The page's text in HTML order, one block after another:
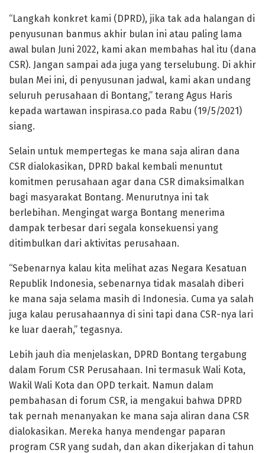
“Langkah konkret kami (DPRD), jika tak ada halangan di
penyusunan banmus akhir bulan ini atau paling lama
awal bulan Juni 2022, kami akan membahas hal itu (dana
CSR). Jangan sampai ada juga yang terselubung. Di akhir
bulan Mei ini, di penyusunan jadwal, kami akan undang
seluruh perusahaan di Bontang,” terang Agus Haris
kepada wartawan inspirasa.co pada Rabu (19/5/2021)
siang.
Selain untuk mempertegas ke mana saja aliran dana
CSR dialokasikan, DPRD bakal kembali menuntut
komitmen perusahaan agar dana CSR dimaksimalkan
bagi masyarakat Bontang. Menurutnya ini tak
berlebihan. Mengingat warga Bontang menerima
dampak terbesar dari segala konsekuensi yang
ditimbulkan dari aktivitas perusahaan.
“Sebenarnya kalau kita melihat azas Negara Kesatuan
Republik Indonesia, sebenarnya tidak masalah diberi
ke mana saja selama masih di Indonesia. Cuma ya salah
juga kalau perusahaannya di sini tapi dana CSR-nya lari
ke luar daerah,” tegasnya.
Lebih jauh dia menjelaskan, DPRD Bontang tergabung
dalam Forum CSR Perusahaan. Ini termasuk Wali Kota,
Wakil Wali Kota dan OPD terkait. Namun dalam
pembahasan di forum CSR, ia mengakui bahwa DPRD
tak pernah menanyakan ke mana saja aliran dana CSR
dialokasikan. Mereka hanya mendengar paparan
program CSR yang sudah, dan akan dikerjakan di tahun